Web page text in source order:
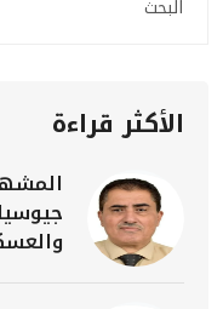
الأكثر قراءة